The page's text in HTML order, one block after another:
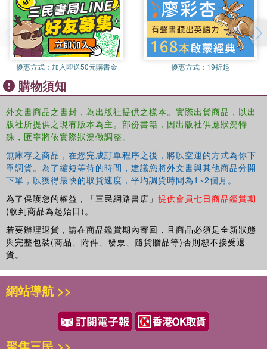
analysing their lives there by drawing on a wealth of
interviews and extensive participant observation. She
examines their lifestyles, fears, problems, relations and
expectations as foreigners in Tokyo and their efforts to
create a ''home away from home'' in Japan.
This book will be of great interest to anthropologists and
sociologists concerned with the impact of migration on
India or both.
優惠方式： 加入即送50元購書金 優惠方式： 19折起
購物須知
外文書商品之書封，為出版社提供之樣本。實際出貨商品，以出
版社所提供之現有版本為主。部份書籍，因出版社供應狀況特
殊，匯率將依實際狀況做調整。
無庫存之商品，在您完成訂單程序之後，將以空運的方式為你下
單調貨。為了縮短等待的時間，建議您將外文書與其他商品分開
下單，以獲得最快的取貨速度，平均調貨時間為1~2個月。
為了保護您的權益，「三民網路書店」 提供會員七日商品鑑賞期
(收到商品為起始日)。
若要辦理退貨，請在商品鑑賞期內寄回，且商品必須是全新狀態
與完整包裝(商品、附件、發票、隨貨贈品等)否則恕不接受退
貨。
網站導航 >>